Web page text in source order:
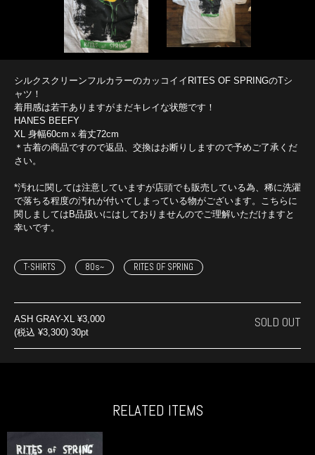
シルクスクリーンフルカラーのカッコイイRITES OF SPRINGのTシ
ャツ！
着用感は若干ありますがまだキレイな状態です！
HANES BEEFY
XL 身幅60cmｘ着丈72cm
＊古着の商品ですので返品、交換はお断りしますので予めご了承くだ
さい。
*汚れに関しては注意していますが店頭でも販売している為、稀に洗濯
で落ちる程度の汚れが付いてしまっている物がございます。こちらに
関しましてはB品扱いにはしておりませんのでご理解いただけますと
幸いです。
T-SHIRTS 80s~ RITES OF SPRING
ASH GRAY-XL ¥3,000
(税込 ¥3,300) 30pt
SOLD OUT
RELATED ITEMS